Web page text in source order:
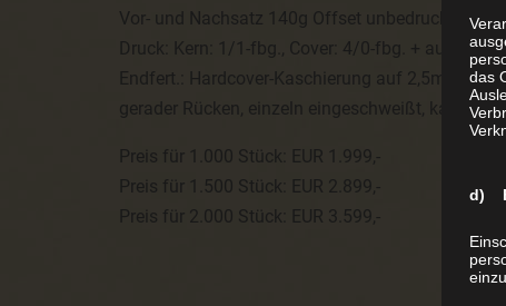
Vor- und Nachsatz 140g Offset unbedruckt
Druck: Kern: 1/1-fbg., Cover: 4/0-fbg. + außen
Endfert.: Hardcover-Kaschierung auf 2,5mm
gerader Rücken, einzeln eingeschweißt,
Preis für 1.000 Stück: EUR 1.999,-
Preis für 1.500 Stück: EUR 2.899,-
Preis für 2.000 Stück: EUR 3.599,-
das
d)